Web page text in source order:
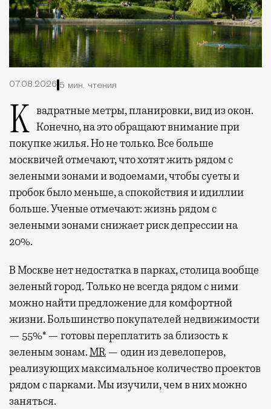
07.08.2026 5 мин. чтения
Квадратные метры, планировки, вид из окон. Конечно, на это обращают внимание при
покупке жилья. Но не только. Все больше
москвичей отмечают, что хотят жить рядом с
зелеными зонами и водоемами, чтобы суеты и
пробок было меньше, а спокойствия и идиллии
больше. Ученые отмечают: жизнь рядом с
зелеными зонами снижает риск депрессии на
20%.
В Москве нет недостатка в парках, столица вообще
зеленый город. Только не всегда рядом с ними
можно найти предложение для комфортной
жизни. Большинство покупателей недвижимости
— 55%* — готовы переплатить за близость к
зеленым зонам.MR — один из девелоперов,
реализующих максимальное количество проектов
рядом с парками. Мы изучили, чем в них можно
заняться.